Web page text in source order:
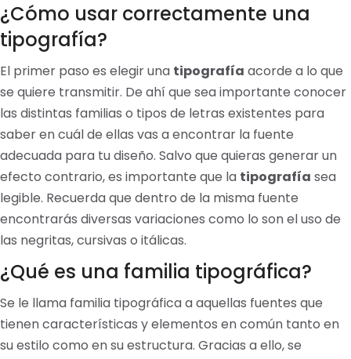
¿Cómo usar correctamente una
tipografía?
El primer paso es elegir una tipografía acorde a lo que
se quiere transmitir. De ahí que sea importante conocer
las distintas familias o tipos de letras existentes para
saber en cuál de ellas vas a encontrar la fuente
adecuada para tu diseño. Salvo que quieras generar un
efecto contrario, es importante que la tipografía sea
legible. Recuerda que dentro de la misma fuente
encontrarás diversas variaciones como lo son el uso de
las negritas, cursivas o itálicas.
¿Qué es una familia tipográfica?
Se le llama familia tipográfica a aquellas fuentes que
tienen características y elementos en común tanto en
su estilo como en su estructura. Gracias a ello, se